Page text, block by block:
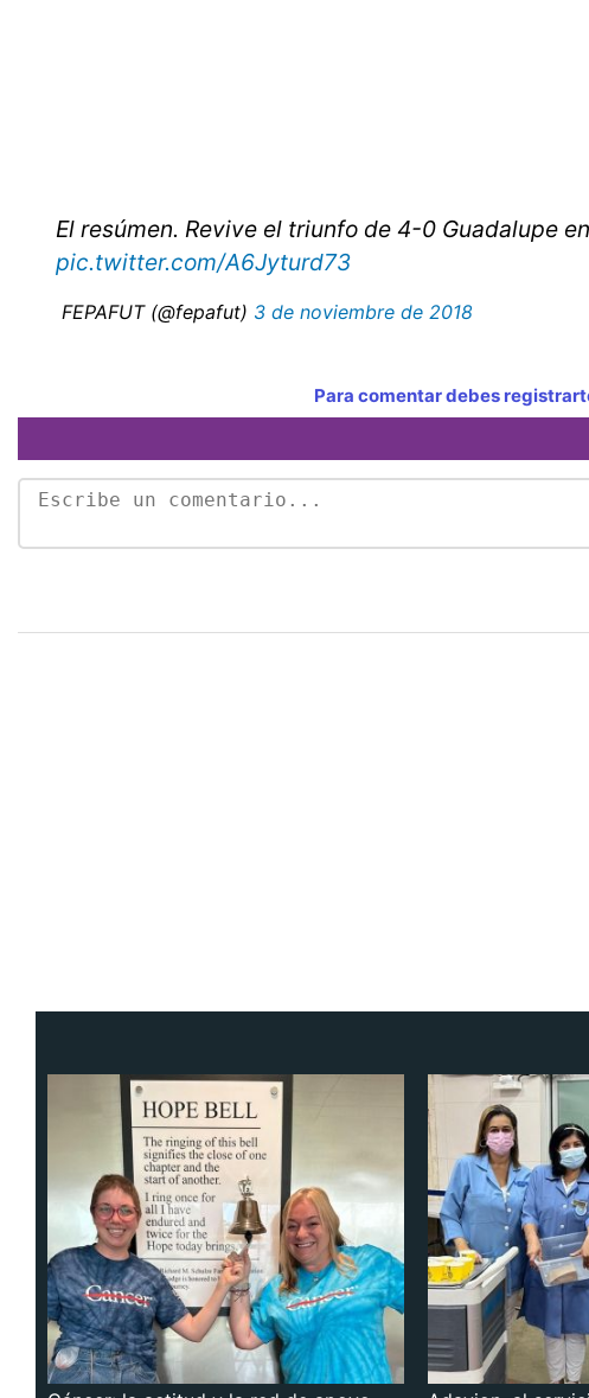
El resúmen. Revive el triunfo de 4-0 Guadalupe
pic.twitter.com/A6Jyturd73
 FEPAFUT (@fepafut) 3 de noviembre de 2018
Para comentar debes